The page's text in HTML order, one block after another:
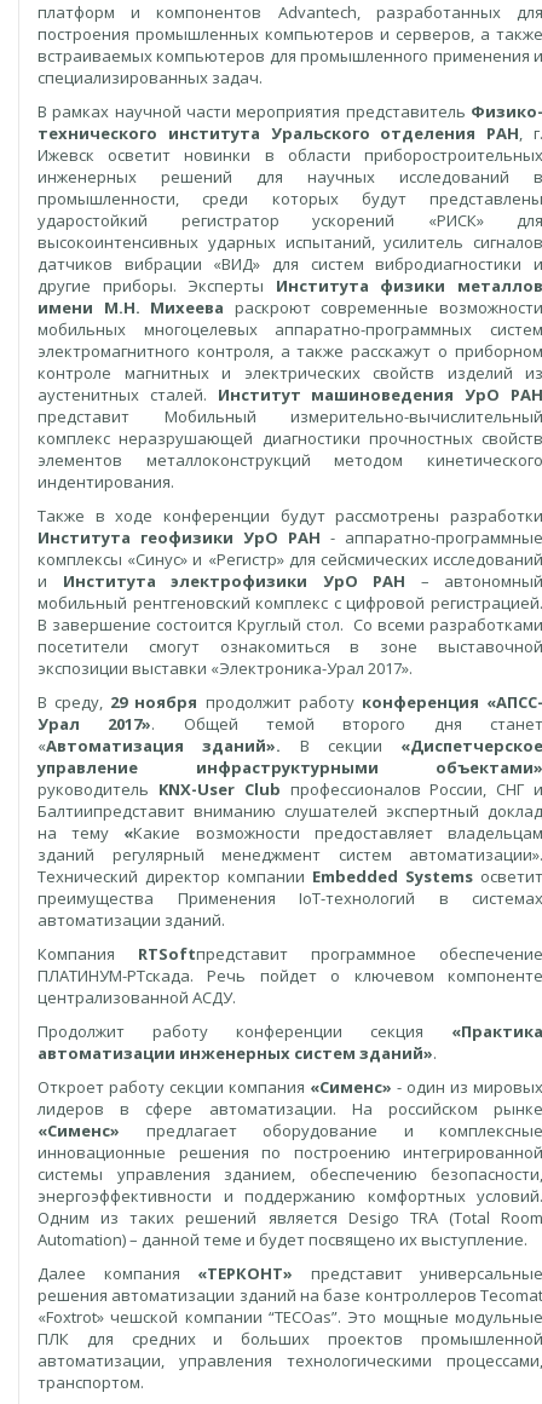
платформ и компонентов Advantech, разработанных для
построения промышленных компьютеров и серверов, а также
встраиваемых компьютеров для промышленного применения и
специализированных задач.
В рамках научной части мероприятия представитель Физико-
технического института Уральского отделения РАН,
Ижевск осветит новинки в области приборостроительных
инженерных решений для научных исследований в
промышленности, среди которых будут представлены
ударостойкий регистратор ускорений «РИСК» для
высокоинтенсивных ударных испытаний, усилитель сигналов
датчиков вибрации «ВИД» для систем вибродиагностики и
другие приборы. Эксперты Института физики
имени М.Н. Михеева раскроют современные
мобильных многоцелевых аппаратно-программных систем
электромагнитного контроля, а также расскажут о приборном
контроле магнитных и электрических свойств изделий из
аустенитных сталей. Институт машиноведения УрО
представит Мобильный измерительно-вычислительный
комплекс неразрушающей диагностики прочностных свойств
элементов металлоконструкций методом кинетического
индентирования.
Также в ходе конференции будут рассмотрены разработки
Института геофизики УрО РАН - аппаратно-программные
комплексы «Синус» и «Регистр» для сейсмических исследований
и Института электрофизики УрО РАН – автономный
мобильный рентгеновский комплекс с цифровой регистрацией.
В завершение состоится Круглый стол. Со всеми разработками
посетители смогут ознакомиться в зоне выставочной
экспозиции выставки «Электроника-Урал 2017».
В среду, 29 ноября продолжит работу конференция
Урал 2017». Общей темой второго дня
«Автоматизация зданий». В секции «Диспетчерское
управление инфраструктурными объектами»
руководитель KNX-User Club профессионалов России, СНГ
Балтиипредставит вниманию слушателей экспертный доклад
на тему «Какие возможности предоставляет
зданий регулярный менеджмент систем автоматизации».
Технический директор компании Embedded Systems осветит
преимущества Применения IoT-технологий в системах
автоматизации зданий.
Компания RTSoftпредставит программное обеспечение
ПЛАТИНУМ-РТскада. Речь пойдет о ключевом компоненте
централизованной АСДУ.
Продолжит работу конференции секция «Практика
автоматизации инженерных систем зданий».
Откроет работу секции компания «Сименс» - один из мировых
лидеров в сфере автоматизации. На российском рынке
«Сименс» предлагает оборудование и комплексные
инновационные решения по построению интегрированной
системы управления зданием, обеспечению безопасности,
энергоэффективности и поддержанию комфортных условий.
Одним из таких решений является Desigo TRA (Total Room
Automation) – данной теме и будет посвящено их выступление.
Далее компания «TEРКОНТ» представит универсальные
решения автоматизации зданий на базе контроллеров Tecomat
«Foxtrot» чешской компании “TECOas”. Это мощные модульные
ПЛК для средних и больших проектов промышленной
автоматизации, управления технологическими процессами,
транспортом.